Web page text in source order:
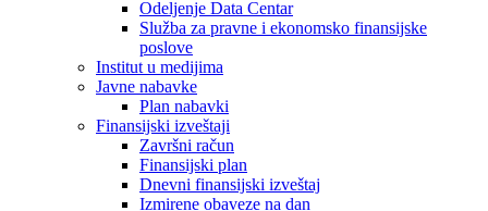
Odeljenje Data Centar
Služba za pravne i ekonomsko finansijske
poslove
Institut u medijima
Javne nabavke
Plan nabavki
Finansijski izveštaji
Završni račun
Finansijski plan
Dnevni finansijski izveštaj
Izmirene obaveze na dan